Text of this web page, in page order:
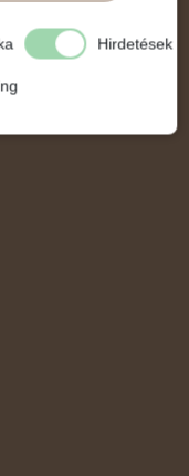
Hirdetések